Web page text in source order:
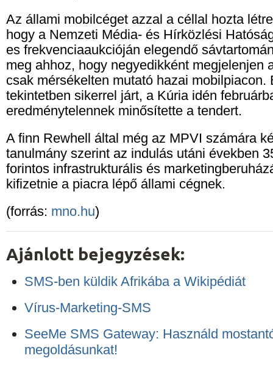
Az állami mobilcéget azzal a céllal hozta
hogy a Nemzeti Média- és Hírközlési
es frekvenciaaukcióján elegendő
meg ahhoz, hogy negyedikként megjelenjen
csak mérsékelten mutató hazai mobilpiacon.
tekintetben sikerrel járt, a Kúria idén
eredménytelennek minősítette a tendert.
A finn Rewhell által még az MPVI számára
tanulmány szerint az indulás utáni években
forintos infrastrukturális és
kifizetnie a piacra lépő állami cégnek.
(forrás: mno.hu)
Ajánlott bejegyzések:
SMS-ben küldik Afrikába a Wikipédiát
Vírus-Marketing-SMS
SeeMe SMS Gateway: Használd
megoldásunkat!